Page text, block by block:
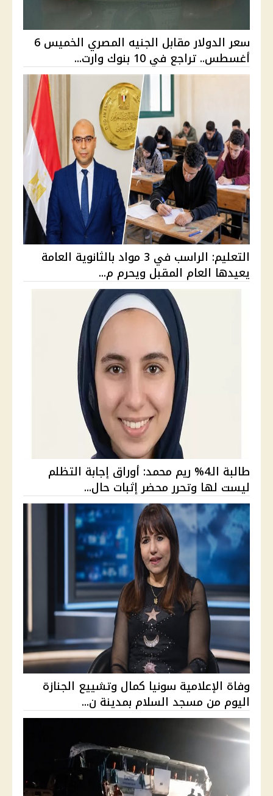
سعر الدولار مقابل الجنيه المصري الخميس 6
أغسطس.. تراجع في 10 بنوك وارت...
التعليم: الراسب في 3 مواد بالثانوية العامة
يعيدها العام المقبل ويحرم م...
طالبة الـ4% ريم محمد: أوراق إجابة التظلم
ليست لها وتحرر محضر إثبات حال...
وفاة الإعلامية سونيا كمال وتشييع الجنازة
اليوم من مسجد السلام بمدينة ن...